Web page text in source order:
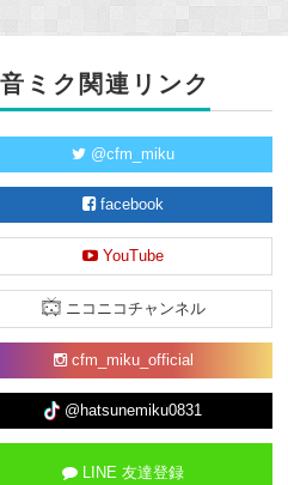
ミク関連リンク
@cfm_miku
facebook
YouTube
ニコニコチャンネル
cfm_miku_official
@hatsunemiku0831
LINE 友達登録